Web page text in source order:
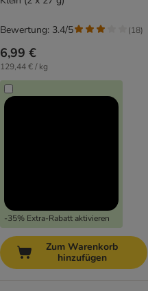
6,99 €
129,44 € / kg
-35% Extra-Rabatt aktivieren
Bewertung: 3.4/5 (18)
Zum Warenkorb
hinzufügen